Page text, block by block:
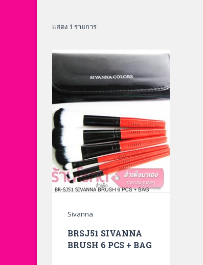
แสดง 1 รายการ
Sivanna
BRSJ51 SIVANNA
BRUSH 6 PCS + BAG